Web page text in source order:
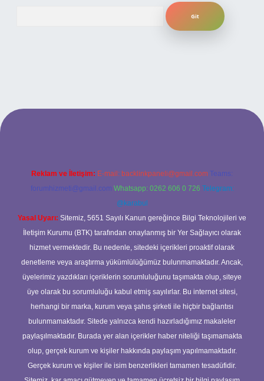
Reklam ve İletişim: E-mail: backlinkpaneli@gmail.com Teams:
forumhizmeti@gmail.com Whatsapp: 0262 606 0 726 Telegram:
@karabul
Yasal Uyarı: Sitemiz, 5651 Sayılı Kanun gereğince Bilgi Teknolojileri ve
İletişim Kurumu (BTK) tarafından onaylanmış bir Yer Sağlayıcı olarak
hizmet vermektedir. Bu nedenle, sitedeki içerikleri proaktif olarak
denetleme veya araştırma yükümlülüğümüz bulunmamaktadır. Ancak,
üyelerimiz yazdıkları içeriklerin sorumluluğunu taşımakta olup, siteye
üye olarak bu sorumluluğu kabul etmiş sayılırlar. Bu internet sitesi,
herhangi bir marka, kurum veya şahıs şirketi ile hiçbir bağlantısı
bulunmamaktadır. Sitede yalnızca kendi hazırladığımız makaleler
paylaşılmaktadır. Burada yer alan içerikler haber niteliği taşımamakta
olup, gerçek kurum ve kişiler hakkında paylaşım yapılmamaktadır.
Gerçek kurum ve kişiler ile isim benzerlikleri tamamen tesadüfidir.